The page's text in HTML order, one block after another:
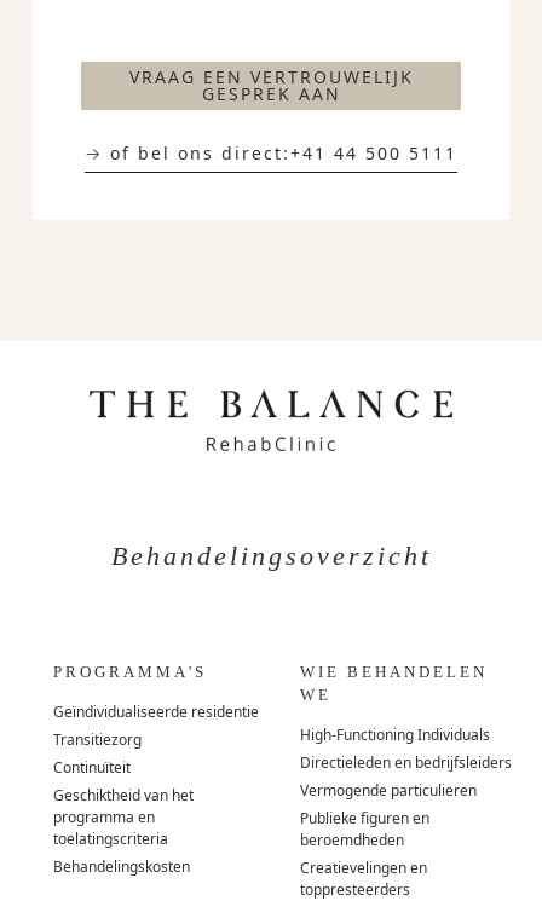
VRAAG EEN VERTROUWELIJK
GESPREK AAN
→ of bel ons direct:+41 44 500 5111
Behandelingsoverzicht
PROGRAMMA'S
Geïndividualiseerde residentie
Transitiezorg
Continuïteit
Geschiktheid van het
programma en
toelatingscriteria
Behandelingskosten
WIE BEHANDELEN
WE
High-Functioning Individuals
Directieleden en bedrijfsleiders
Vermogende particulieren
Publieke figuren en
beroemdheden
Creatievelingen en
toppresteerders